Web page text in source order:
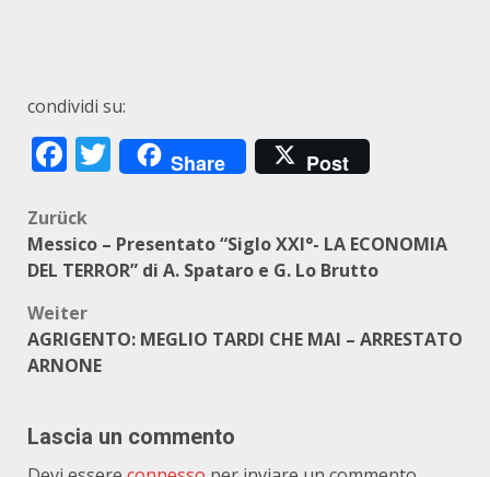
condividi su:
Facebook
Twitter
Share Post
Beitragsnavigation
Zurück
Messico – Presentato “Siglo XXI°- LA ECONOMIA
DEL TERROR” di A. Spataro e G. Lo Brutto
Weiter
AGRIGENTO: MEGLIO TARDI CHE MAI – ARRESTATO
ARNONE
Lascia un commento